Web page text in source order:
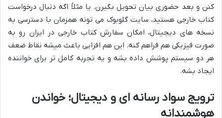
کنن و بعد حضوری بیان تحویل بگیرن. یا مثلاً اگه دنبال درخواست
کتاب خارجی هستید، سایت گلوبوک می تونه همزمان با دسترسی به
نسخه های دیجیتال، امکان سفارش کتاب خارجی در ایران رو به
صورت فیزیکی هم فراهم کنه. این هم افزایی باعث میشه نقاط ضعف
هر دو سیستم پوشش داده بشه و یه تجربه کامل تر برای خواننده
ایجاد بشه.
ترویج سواد رسانه ای و دیجیتال؛ خواندن
هوشمندانه